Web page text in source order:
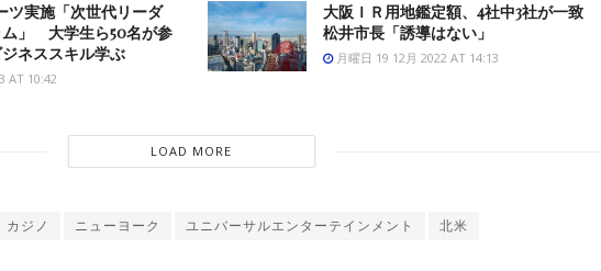
ツ実施「次世代リーダ
ム」 大学生ら50名が参
ネススキル学ぶ
AT 10:42
大阪ＩＲ用地鑑定額、4社中3社が一致
松井市長「誘導はない」
月曜日 19 12月 2022 AT 14:13
LOAD MORE
カジノ ニューヨーク ユニバーサルエンターテインメント
北米